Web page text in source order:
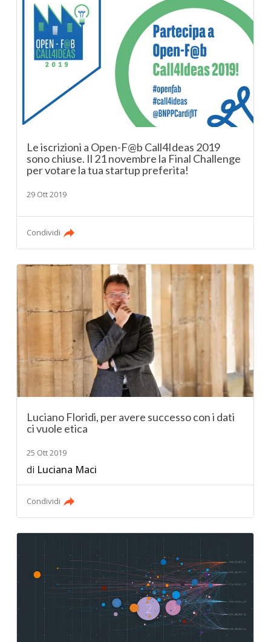
Le iscrizioni a Open-F@b Call4Ideas 2019
sono chiuse. Il 21 novembre la Final Challenge
per votare la tua startup preferita!
29 Ott 2019
Condividi
Luciano Floridi, per avere successo con i dati
ci vuole etica
25 Ott 2019
di Luciana Maci
Condividi